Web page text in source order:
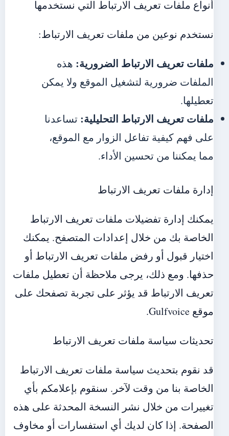
أنواع ملفات تعريف الارتباط التي نستخدمها
نستخدم نوعين من ملفات تعريف الارتباط:
ملفات تعريف الارتباط الضرورية: هذه
الملفات ضرورية لتشغيل الموقع ولا يمكن
تعطيلها.
ملفات تعريف الارتباط التحليلية: تساعدنا
على فهم كيفية تفاعل الزوار مع الموقع،
مما يمكننا من تحسين الأداء.
إدارة ملفات تعريف الارتباط
يمكنك إدارة تفضيلات ملفات تعريف الارتباط
الخاصة بك من خلال إعدادات المتصفح. يمكنك
اختيار قبول أو رفض ملفات تعريف الارتباط أو
حذفها. ومع ذلك، يرجى ملاحظة أن تعطيل ملفات
تعريف الارتباط قد يؤثر على تجربة تصفحك على
موقع Gulfvoice.
تحديثات سياسة ملفات تعريف الارتباط
قد نقوم بتحديث سياسة ملفات تعريف الارتباط
الخاصة بنا من وقت لآخر. سنقوم بإعلامكم بأي
تغييرات من خلال نشر النسخة المحدثة على هذه
الصفحة. إذا كان لديك أي استفسارات أو مخاوف